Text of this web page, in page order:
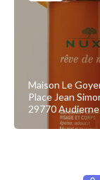
Maison Le
Place Jean
29770 Audierne